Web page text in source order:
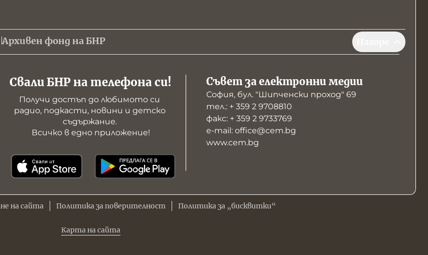
Архивен фонд на БНР
Свали БНР на телефона си!
Получи достъп до любимото си
радио, подкасти, новини и детско
съдържание.
Всичко в едно приложение!
Съвет за електронни медии
София, бул. "Шипченски проход" 69
тел.: + 359 2 9708810
факс: + 359 2 9733769
е-mail: office@cem.bg
www.cem.bg
на сайта Политика за поверителност Политика за „бисквитки“
Карта на сайта